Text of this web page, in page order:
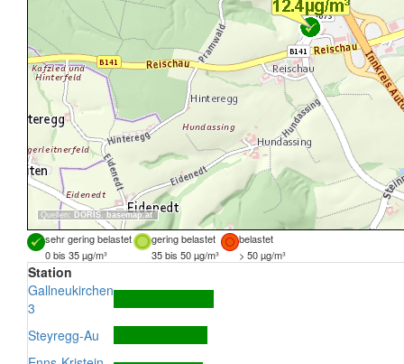
Quellen: DORIS, basemap.at
sehr gering belastet gering belastet
belastet
0 bis 35 µg/m³
35 bis 50 µg/m³ > 50 µg/m³
Station
Gallneukirchen
3
Steyregg-Au